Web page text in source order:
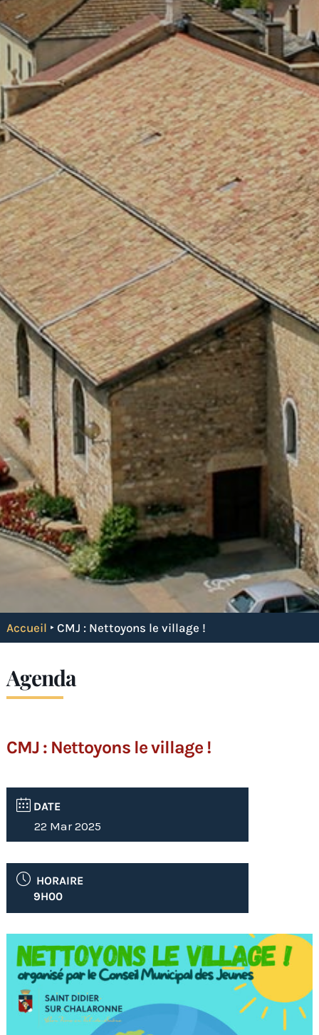
Accueil ‣ CMJ : Nettoyons le village !
Agenda
CMJ : Nettoyons le village !
DATE
22 Mar 2025
HORAIRE
9H00